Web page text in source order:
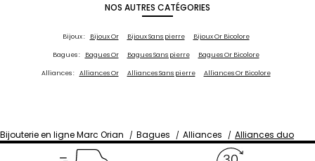
NOS AUTRES CATÉGORIES
Bijoux : Bijoux Or Bijoux Sans pierre Bijoux Or Bicolore
Bagues : Bagues Or Bagues Sans pierre Bagues Or Bicolore
Alliances : Alliances Or Alliances Sans pierre Alliances Or Bicolore
Bijouterie en ligne Marc Orian Bagues Alliances Alliances duo